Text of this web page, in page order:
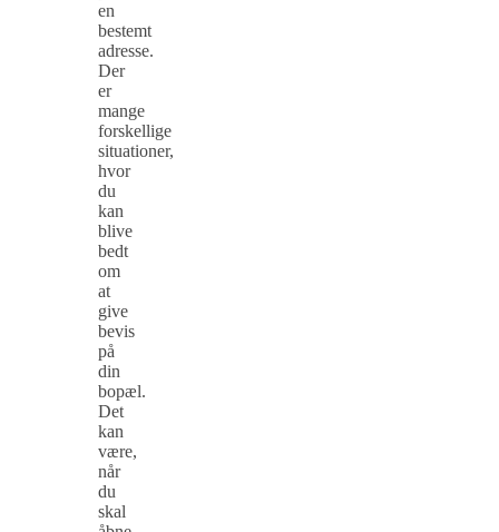
en
bestemt
adresse.
Der
er
mange
forskellige
situationer,
hvor
du
kan
blive
bedt
om
at
give
bevis
på
din
bopæl.
Det
kan
være,
når
du
skal